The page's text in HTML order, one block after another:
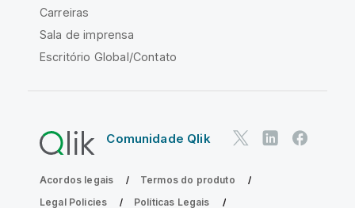
Carreiras
Sala de imprensa
Escritório Global/Contato
Comunidade Qlik
Acordos legais
Termos do produto
Legal Policies
Políticas Legais